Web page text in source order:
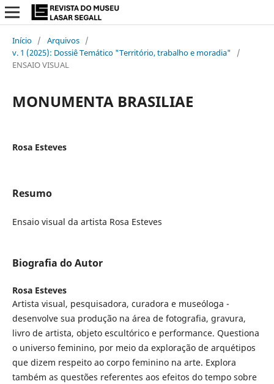
Início / Arquivos /
v. 1 (2025): Dossiê Temático "Território, trabalho e moradia"
/
ENSAIO VISUAL
MONUMENTA BRASILIAE
Rosa Esteves
Resumo
Ensaio visual da artista Rosa Esteves
Biografia do Autor
Rosa Esteves
Artista visual, pesquisadora, curadora e museóloga -
desenvolve sua produção na área de fotografia, gravura,
livro de artista, objeto escultórico e performance. Questiona
o universo feminino, por meio da exploração de arquétipos
que dizem respeito ao corpo feminino na arte. Explora
também as questões referentes aos efeitos do tempo sobre